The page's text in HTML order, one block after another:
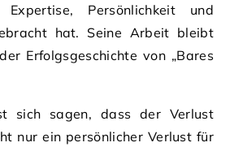
Persönlichkeit und
hat. Seine Arbeit bleibt
Erfolgsgeschichte von „Bares
sich sagen, dass der Verlust
nur ein persönlicher Verlust für